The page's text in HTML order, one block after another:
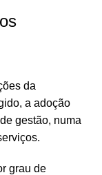
da
a adoção
gestão, numa
grau de